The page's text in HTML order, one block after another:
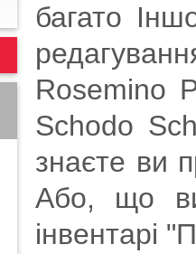
багато
Rosemino
Schodo
знаєте ви
Або, що
інвентарі